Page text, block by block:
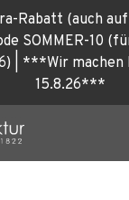
Rabatt (auch
SOMMER-10
| ***Wir machen
15.8.26***